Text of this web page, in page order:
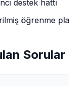
destek hattı
öğrenme
Sorular